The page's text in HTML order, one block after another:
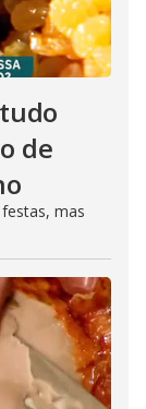
de
mas